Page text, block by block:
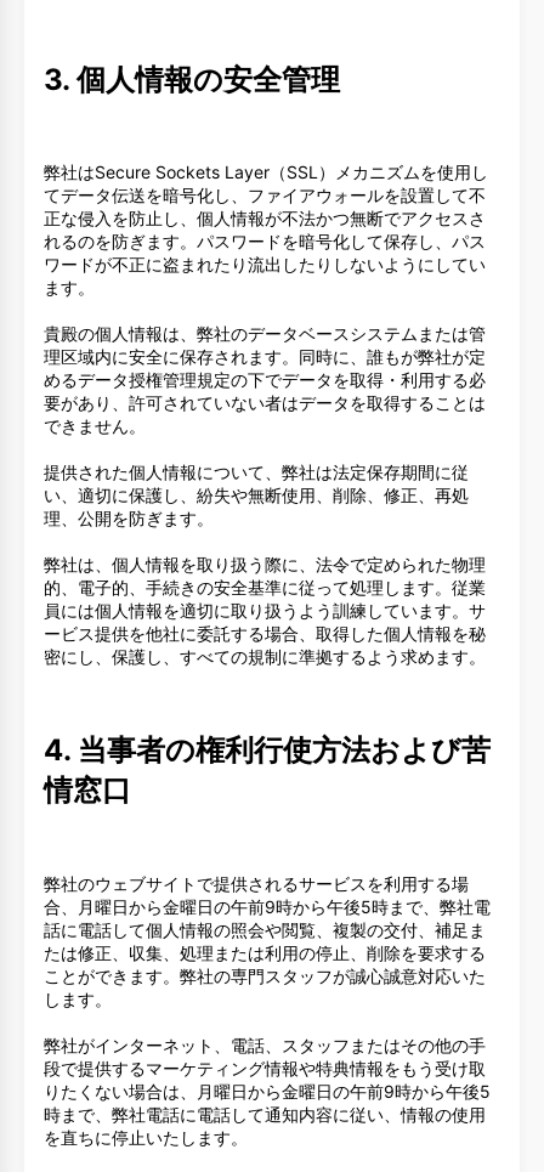
3. 個人情報の安全管理
弊社はSecure Sockets Layer（SSL）メカニズムを使用し
てデータ伝送を暗号化し、ファイアウォールを設置して不
正な侵入を防止し、個人情報が不法かつ無断でアクセスさ
れるのを防ぎます。パスワードを暗号化して保存し、パス
ワードが不正に盗まれたり流出したりしないようにしてい
ます。
貴殿の個人情報は、弊社のデータベースシステムまたは管
理区域内に安全に保存されます。同時に、誰もが弊社が定
めるデータ授権管理規定の下でデータを取得・利用する必
要があり、許可されていない者はデータを取得することは
できません。
提供された個人情報について、弊社は法定保存期間に従
い、適切に保護し、紛失や無断使用、削除、修正、再処
理、公開を防ぎます。
弊社は、個人情報を取り扱う際に、法令で定められた物理
的、電子的、手続きの安全基準に従って処理します。従業
員には個人情報を適切に取り扱うよう訓練しています。サ
ービス提供を他社に委託する場合、取得した個人情報を秘
密にし、保護し、すべての規制に準拠するよう求めます。
4. 当事者の権利行使方法および苦
情窓口
弊社のウェブサイトで提供されるサービスを利用する場
合、月曜日から金曜日の午前9時から午後5時まで、弊社電
話に電話して個人情報の照会や閲覧、複製の交付、補足ま
たは修正、収集、処理または利用の停止、削除を要求する
ことができます。弊社の専門スタッフが誠心誠意対応いた
します。
弊社がインターネット、電話、スタッフまたはその他の手
段で提供するマーケティング情報や特典情報をもう受け取
りたくない場合は、月曜日から金曜日の午前9時から午後5
時まで、弊社電話に電話して通知内容に従い、情報の使用
を直ちに停止いたします。